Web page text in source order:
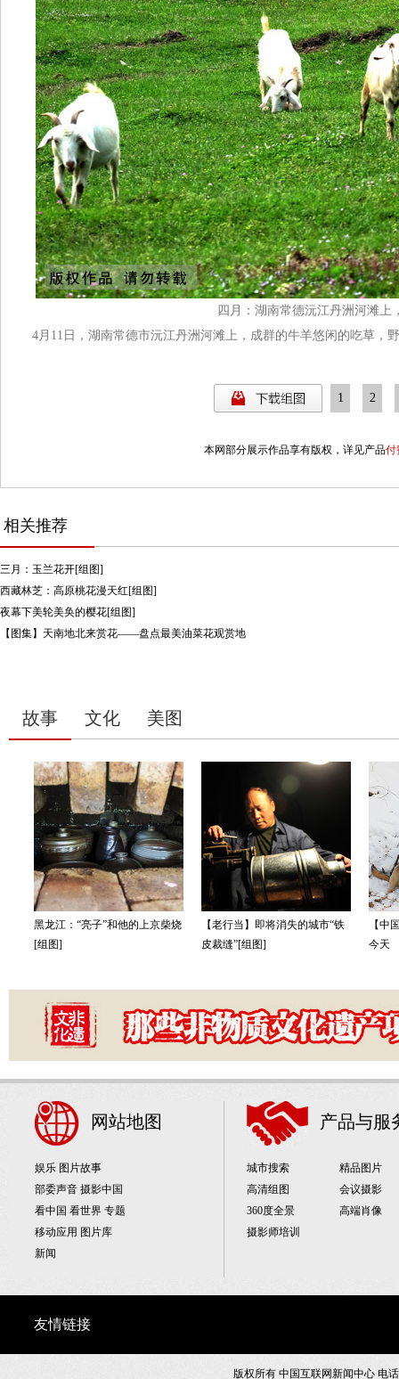
四月： 湖南常德沅江丹洲河滩上
4月11日，湖南常德市沅江丹洲河滩上，成群的牛羊悠闲的吃草，
1 2
本网部分展示作品享有版权，详见产品付
相关推荐
三月：玉兰花开[组图]
西藏林芝：高原桃花漫天红[组图]
夜幕下美轮美奂的樱花[组图]
【图集】天南地北来赏花——盘点最美油菜花观赏地